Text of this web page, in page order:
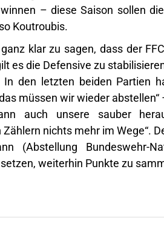
– diese Saison sollen
Koutroubis.
klar zu sagen, dass der FFC
es die Defensive zu
den letzten beiden Partien
müssen wir wieder
auch unsere sauber
nichts mehr im Wege“.
(Abstellung Bundeswehr-
weiterhin Punkte zu